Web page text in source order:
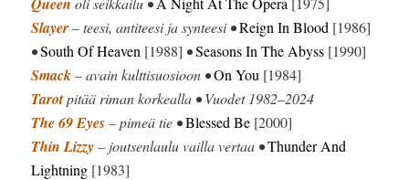
Slayer– teesi, antiteesi ja synteesi •Reign In Blood [1986]
•South Of Heaven [1988] •Seasons In The Abyss [1990]
Smack– avain kulttisuosioon •On You [1984]
Tarotpitää riman korkealla • Vuodet 1982–2024
The 69 Eyes– pimeä tie •Blessed Be [2000]
Thin Lizzy– joutsenlaulu vailla vertaa •Thunder And
Lightning [1983]